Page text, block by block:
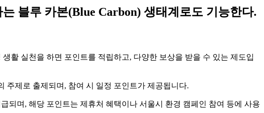
블루 카본(Blue Carbon) 생태계로도 기능한다.
활 실천을 하면 포인트를 적립하고, 다양한 보상을 받을 수 있는 제도입
주제로 출제되며, 참여 시 일정 포인트가 제공됩니다.
되며, 해당 포인트는 제휴처 혜택이나 서울시 환경 캠페인 참여 등에 사용